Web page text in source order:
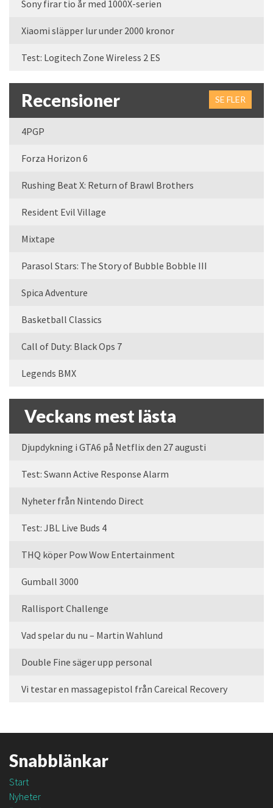
Sony firar tio år med 1000X-serien
Xiaomi släpper lur under 2000 kronor
Test: Logitech Zone Wireless 2 ES
Recensioner SE FLER
4PGP
Forza Horizon 6
Rushing Beat X: Return of Brawl Brothers
Resident Evil Village
Mixtape
Parasol Stars: The Story of Bubble Bobble III
Spica Adventure
Basketball Classics
Call of Duty: Black Ops 7
Legends BMX
Veckans mest lästa
Djupdykning i GTA6 på Netflix den 27 augusti
Test: Swann Active Response Alarm
Nyheter från Nintendo Direct
Test: JBL Live Buds 4
THQ köper Pow Wow Entertainment
Gumball 3000
Rallisport Challenge
Vad spelar du nu – Martin Wahlund
Double Fine säger upp personal
Vi testar en massagepistol från Careical Recovery
Snabblänkar
Start
Nyheter